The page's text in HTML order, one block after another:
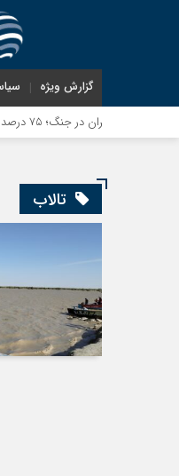
گزارش ویژه
تالاب